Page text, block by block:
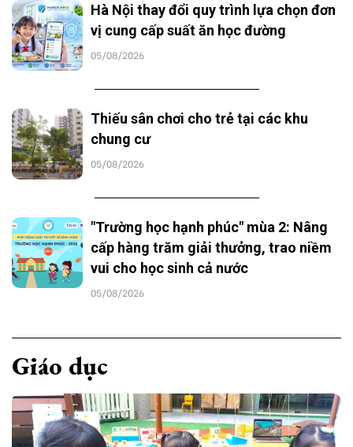
Hà Nội thay đổi quy trình lựa chọn đơn
vị cung cấp suất ăn học đường
05/08/2026
Thiếu sân chơi cho trẻ tại các khu
chung cư
05/08/2026
"Trường học hạnh phúc" mùa 2: Nâng
cấp hàng trăm giải thưởng, trao niềm
vui cho học sinh cả nước
05/08/2026
Giáo dục